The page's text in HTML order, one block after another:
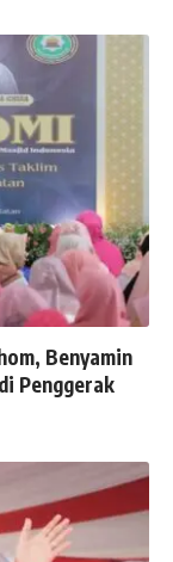
Benyamin
Penggerak